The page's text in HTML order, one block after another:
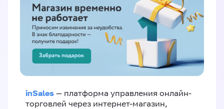
inSales — платформа управления онлайн-
торговлей через интернет-магазин,